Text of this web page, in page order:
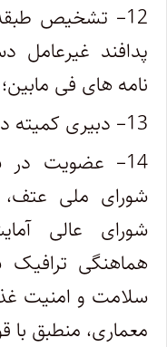
12– تشخیص
پدافند غیرعامل
نامه های فی مابین؛
13– دبیری کمیته
14– عضویت در
شورای ملی
شورای عالی
هماهنگی
سلامت و امنیت
معماری، منطبق با